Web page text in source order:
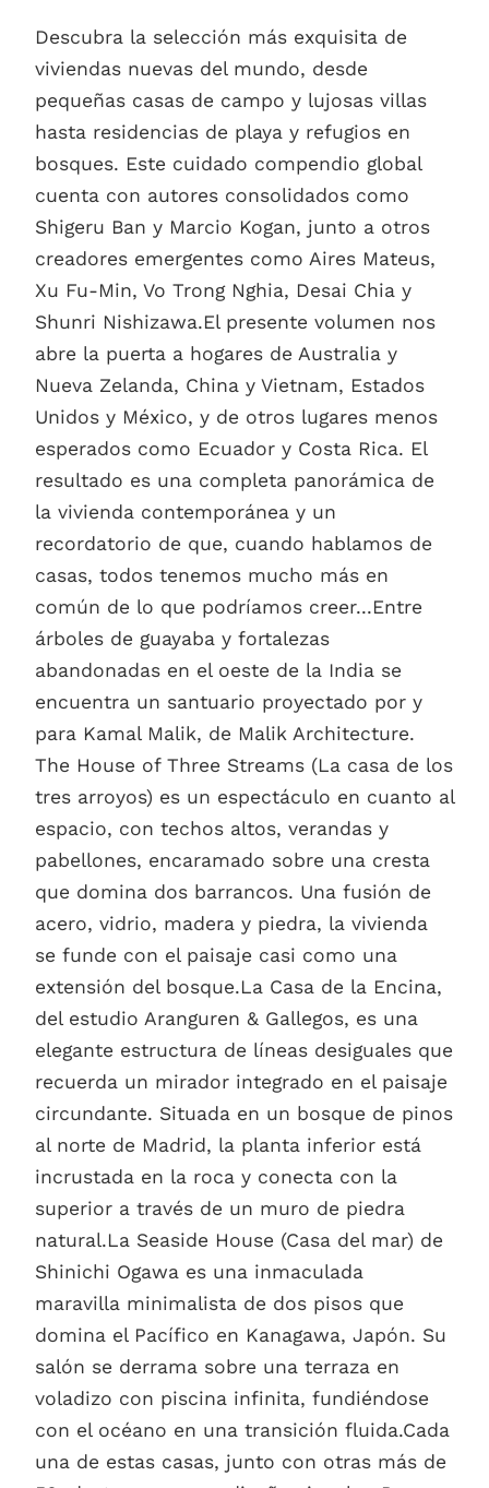
Descubra la selección más exquisita de
viviendas nuevas del mundo, desde
pequeñas casas de campo y lujosas villas
hasta residencias de playa y refugios en
bosques. Este cuidado compendio global
cuenta con autores consolidados como
Shigeru Ban y Marcio Kogan, junto a otros
creadores emergentes como Aires Mateus,
Xu Fu-Min, Vo Trong Nghia, Desai Chia y
Shunri Nishizawa.El presente volumen nos
abre la puerta a hogares de Australia y
Nueva Zelanda, China y Vietnam, Estados
Unidos y México, y de otros lugares menos
esperados como Ecuador y Costa Rica. El
resultado es una completa panorámica de
la vivienda contemporánea y un
recordatorio de que, cuando hablamos de
casas, todos tenemos mucho más en
común de lo que podríamos creer...Entre
árboles de guayaba y fortalezas
abandonadas en el oeste de la India se
encuentra un santuario proyectado por y
para Kamal Malik, de Malik Architecture.
The House of Three Streams (La casa de los
tres arroyos) es un espectáculo en cuanto al
espacio, con techos altos, verandas y
pabellones, encaramado sobre una cresta
que domina dos barrancos. Una fusión de
acero, vidrio, madera y piedra, la vivienda
se funde con el paisaje casi como una
extensión del bosque.La Casa de la Encina,
del estudio Aranguren & Gallegos, es una
elegante estructura de líneas desiguales que
recuerda un mirador integrado en el paisaje
circundante. Situada en un bosque de pinos
al norte de Madrid, la planta inferior está
incrustada en la roca y conecta con la
superior a través de un muro de piedra
natural.La Seaside House (Casa del mar) de
Shinichi Ogawa es una inmaculada
maravilla minimalista de dos pisos que
domina el Pacífico en Kanagawa, Japón. Su
salón se derrama sobre una terraza en
voladizo con piscina infinita, fundiéndose
con el océano en una transición fluida.Cada
una de estas casas, junto con otras más de